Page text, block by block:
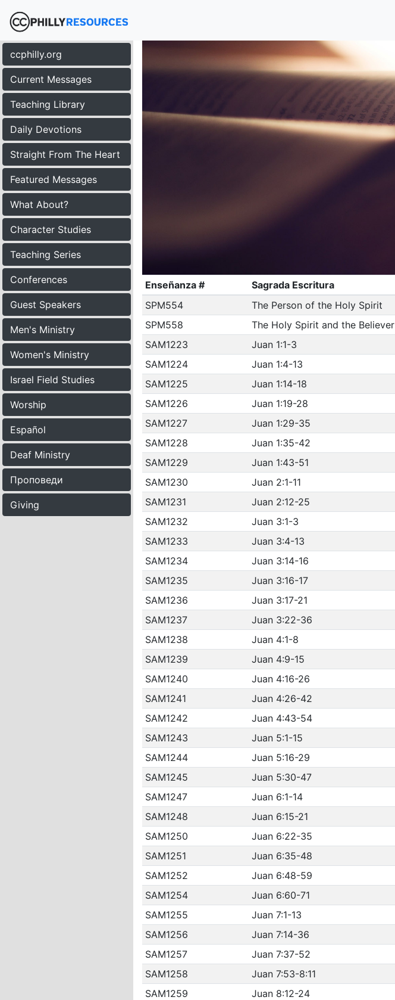
ccphilly.org
Current Messages
Teaching Library
Daily Devotions
Straight From The Heart
Featured Messages
What About?
Character Studies
Teaching Series
Conferences
Guest Speakers
Men's Ministry
Women's Ministry
Israel Field Studies
Worship
Español
Deaf Ministry
Проповеди
Giving
Enseñanza # Sagrada Escritura
SPM554
The Person of the Holy Spirit
SPM558
The Holy Spirit and the Believer
SAM1223
Juan 1:1-3
SAM1224
Juan 1:4-13
SAM1225
Juan 1:14-18
SAM1226
Juan 1:19-28
SAM1227
Juan 1:29-35
SAM1228
Juan 1:35-42
SAM1229
Juan 1:43-51
SAM1230
Juan 2:1-11
SAM1231
Juan 2:12-25
SAM1232
Juan 3:1-3
SAM1233
Juan 3:4-13
SAM1234
Juan 3:14-16
SAM1235
Juan 3:16-17
SAM1236
Juan 3:17-21
SAM1237
Juan 3:22-36
SAM1238
Juan 4:1-8
SAM1239
Juan 4:9-15
SAM1240
Juan 4:16-26
SAM1241
Juan 4:26-42
SAM1242
Juan 4:43-54
SAM1243
Juan 5:1-15
SAM1244
Juan 5:16-29
SAM1245
Juan 5:30-47
SAM1247
Juan 6:1-14
SAM1248
Juan 6:15-21
SAM1250
Juan 6:22-35
SAM1251
Juan 6:35-48
SAM1252
Juan 6:48-59
SAM1254
Juan 6:60-71
SAM1255
Juan 7:1-13
SAM1256
Juan 7:14-36
SAM1257
Juan 7:37-52
SAM1258
Juan 7:53-8:11
SAM1259
Juan 8:12-24